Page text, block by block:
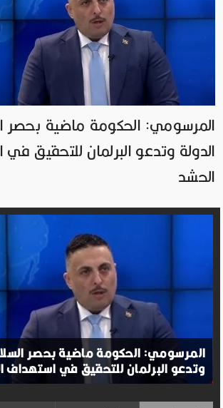
المرسومي: الحكومة ماضية بحصر
الدولة وتدعو البرلمان للتحقيق
الحشد
المرسومي: الحكومة ماضية بحصر
وتدعو البرلمان للتحقيق في استهداف